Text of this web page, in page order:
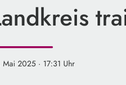
Mai 2025 · 17:31 Uhr